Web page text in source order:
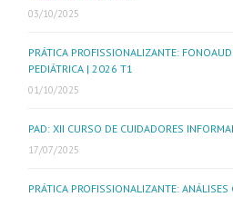
03/10/2025
PRÁTICA PROFISSIONALIZANTE:
PEDIÁTRICA | 2026 T1
01/10/2025
PAD: XII CURSO DE CUIDADORES
17/07/2025
PRÁTICA PROFISSIONALIZANTE: ANÁLISES